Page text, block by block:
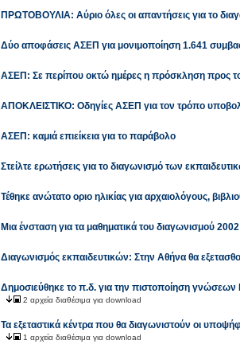
ΠΡΩΤΟΒΟΥΛΙΑ: Αύριο όλες οι απαντήσεις για το
Δύο αποφάσεις ΑΣΕΠ για μονιμοποίηση 1.641
ΑΣΕΠ: Σε περίπου οκτώ ημέρες η πρόσκληση προς
ΑΠΟΚΛΕΙΣΤΙΚΟ: Οδηγίες ΑΣΕΠ για τον τρόπο
ΑΣΕΠ: καμιά επιείκεια για το παράβολο
Στείλτε ερωτήσεις για το διαγωνισμό των
Τέθηκε ανώτατο οριο ηλικίας για αρχαιολόγους,
Μια ένσταση για τα μαθηματικά του διαγωνισμού
Διαγωνισμός εκπαιδευτικών: Στην Αθήνα θα
Δημοσιεύθηκε το π.δ. για την πιστοποίηση γνώσεων
2 αρχεία διαθέσιμα για download
Τα εξεταστικά κέντρα που θα διαγωνιστούν οι
1 αρχεία διαθέσιμα για download